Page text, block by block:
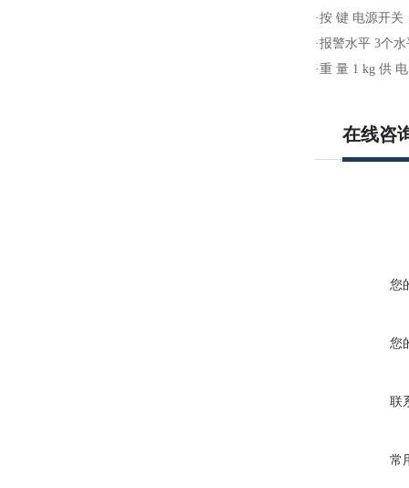
·按 键 电源开关
·报警水平 3个水
·重 量 1 kg 供
在线咨
您
您
联
常